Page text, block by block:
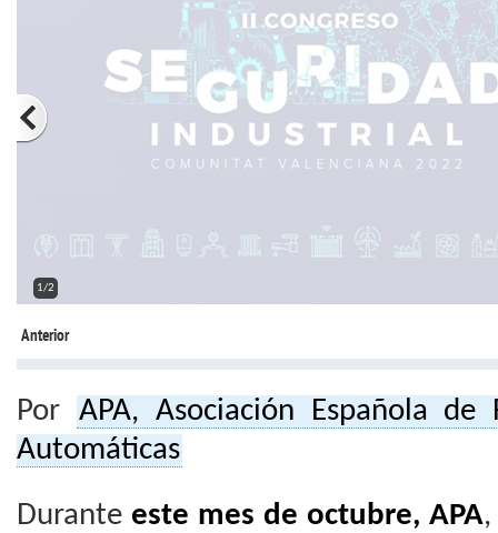
2/2
Anterior
Por APA, Asociación Española de
Automáticas
Durante este mes de octubre, APA